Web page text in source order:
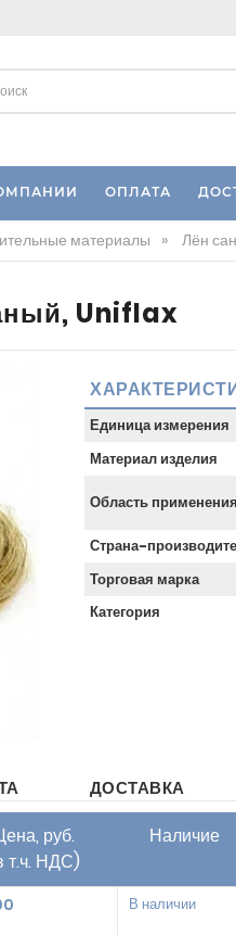
ОПЛАТА
материалы » Лён
Uniflax
Единица измерения
Материал изделия
Область применения
Страна-
Торговая марка
Категория
ДОСТАВКА
руб.
т.ч. НДС)
Наличие
В наличии